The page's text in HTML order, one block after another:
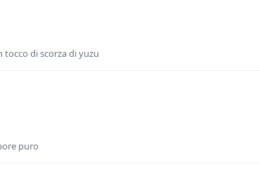
di scorza di yuzu
puro